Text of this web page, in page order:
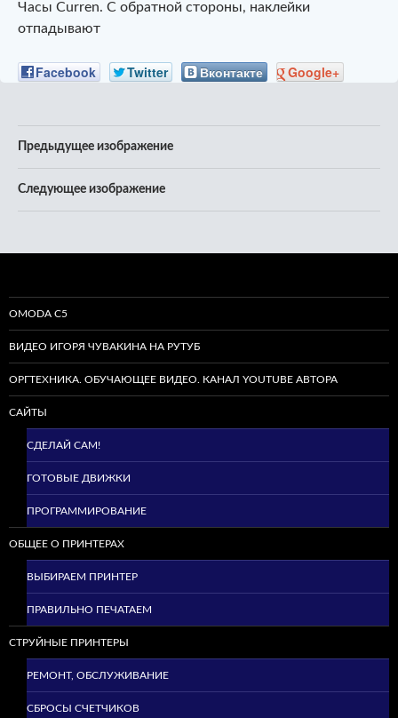
Часы Curren. С обратной стороны, наклейки
отпадывают
Facebook Twitter Вконтакте Google+
Предыдущее изображение
Следующее изображение
OMODA C5
ВИДЕО ИГОРЯ ЧУВАКИНА НА РУТУБ
ОРГТЕХНИКА. ОБУЧАЮЩЕЕ ВИДЕО. КАНАЛ YOUTUBE АВТОРА
САЙТЫ
СДЕЛАЙ САМ!
ГОТОВЫЕ ДВИЖКИ
ПРОГРАММИРОВАНИЕ
ОБЩЕЕ О ПРИНТЕРАХ
ВЫБИРАЕМ ПРИНТЕР
ПРАВИЛЬНО ПЕЧАТАЕМ
СТРУЙНЫЕ ПРИНТЕРЫ
РЕМОНТ, ОБСЛУЖИВАНИЕ
СБРОСЫ СЧЕТЧИКОВ